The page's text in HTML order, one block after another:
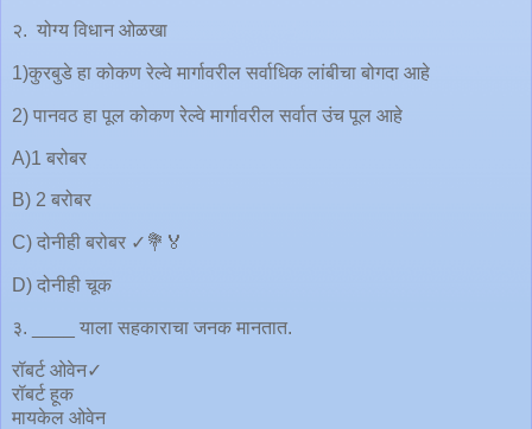
२. योग्य विधान ओळखा
1)कुरबुडे हा कोकण रेल्वे मार्गावरील सर्वाधिक लांबीचा बोगदा आहे
2) पानवठ हा पूल कोकण रेल्वे मार्गावरील सर्वात उंच पूल आहे
A)1 बरोबर
B) 2 बरोबर
C) दोनीही बरोबर ✓💐🏅
D) दोनीही चूक
३. ____ याला सहकाराचा जनक मानतात.
रॉबर्ट ओवेन✓
रॉबर्ट हूक
मायकेल ओवेन